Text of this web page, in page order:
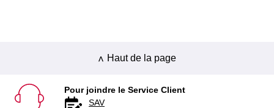
Haut de la page
Pour joindre le Service Client
SAV